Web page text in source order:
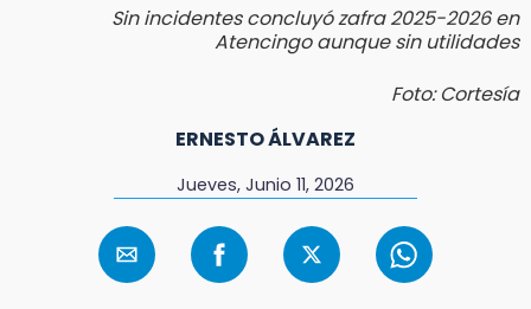
Sin incidentes concluyó zafra 2025-2026 en
Atencingo aunque sin utilidades
Foto: Cortesía
ERNESTO ÁLVAREZ
Jueves, Junio 11, 2026